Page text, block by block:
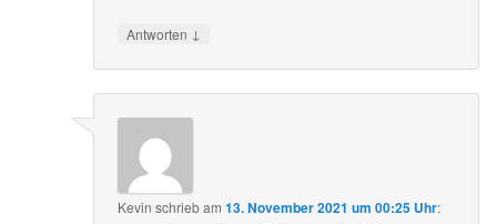
Antworten ↓
Kevin schriebam13. November 2021 um 00:25 Uhr: